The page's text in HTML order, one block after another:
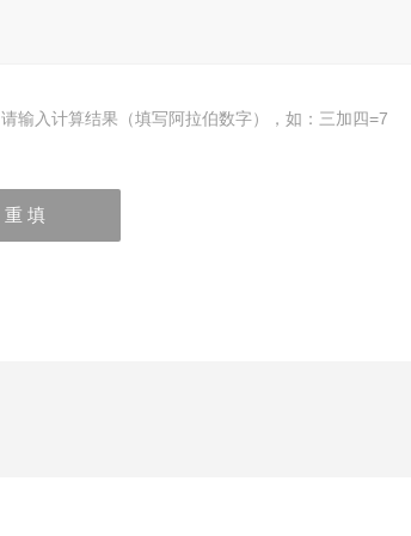
请输入计算结果（填写阿拉伯数字），如：三加四=7